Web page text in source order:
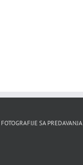
FOTOGRAFIJE SA PREDAVANJA